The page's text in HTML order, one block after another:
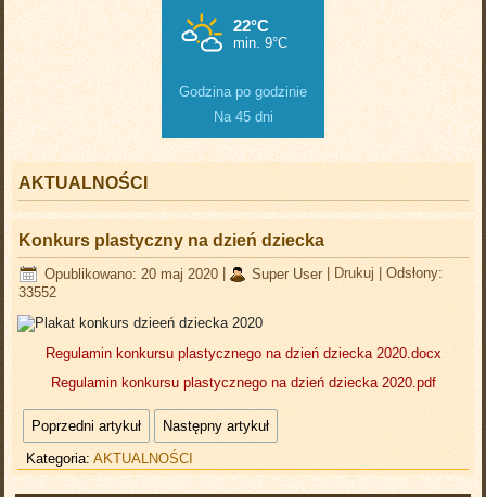
Godzina po godzinie
Na 45 dni
AKTUALNOŚCI
Konkurs plastyczny na dzień dziecka
Opublikowano: 20 maj 2020 Super User Drukuj |Odsłony:
33552
Regulamin konkursu plastycznego na dzień dziecka 2020.docx
Regulamin konkursu plastycznego na dzień dziecka 2020.pdf
Poprzedni artykuł
Następny artykuł
Kategoria:AKTUALNOŚCI